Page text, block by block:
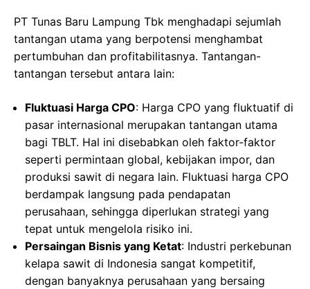
PT Tunas Baru Lampung Tbk menghadapi sejumlah
tantangan utama yang berpotensi menghambat
pertumbuhan dan profitabilitasnya. Tantangan-
tantangan tersebut antara lain:
Fluktuasi Harga CPO: Harga CPO yang fluktuatif di
pasar internasional merupakan tantangan utama
bagi TBLT. Hal ini disebabkan oleh faktor-faktor
seperti permintaan global, kebijakan impor, dan
produksi sawit di negara lain. Fluktuasi harga CPO
berdampak langsung pada pendapatan
perusahaan, sehingga diperlukan strategi yang
tepat untuk mengelola risiko ini.
Persaingan Bisnis yang Ketat: Industri perkebunan
kelapa sawit di Indonesia sangat kompetitif,
dengan banyaknya perusahaan yang bersaing